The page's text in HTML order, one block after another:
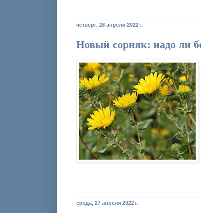
четверг, 28 апреля 2022 г.
Новый сорняк: надо ли
среда, 27 апреля 2022 г.